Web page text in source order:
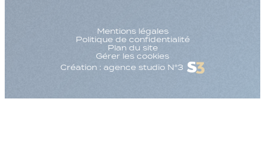
Mentions légales
Politique de confidentialité
Plan du site
Gérer les cookies
Création : agence studio N°3